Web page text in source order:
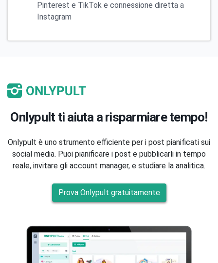
Pinterest e TikTok e connessione diretta a
Instagram
Onlypult ti aiuta a risparmiare tempo!
Onlypult è uno strumento efficiente per i post pianificati sui
social media. Puoi pianificare i post e pubblicarli in tempo
reale, invitare gli account manager, e studiare la analitica.
Prova Onlypult gratuitamente